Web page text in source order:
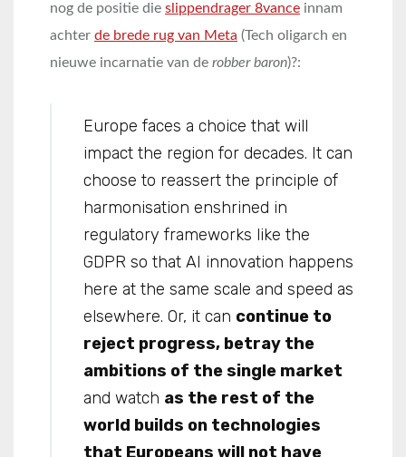
nog de positie die slippendrager 8vance innam
achter de brede rug van Meta (Tech oligarch en
nieuwe incarnatie van de robber baron)?:
Europe faces a choice that will
impact the region for decades. It can
choose to reassert the principle of
harmonisation enshrined in
regulatory frameworks like the
GDPR so that AI innovation happens
here at the same scale and speed as
elsewhere. Or, it can continue to
reject progress, betray the
ambitions of the single market
and watch as the rest of the
world builds on technologies
that Europeans will not have